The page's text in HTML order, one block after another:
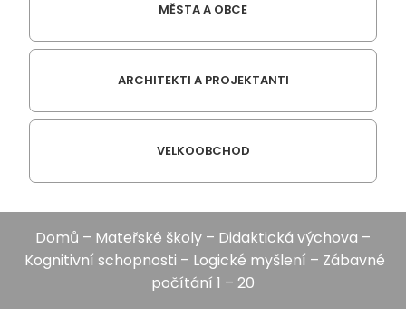
MĚSTA A OBCE
ARCHITEKTI A PROJEKTANTI
VELKOOBCHOD
Domů – Mateřské školy – Didaktická výchova –
Kognitivní schopnosti – Logické myšlení – Zábavné
počítání 1 – 20